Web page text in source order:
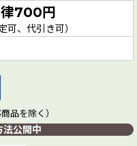
700円
可、代引き可）
品を除く）
法公開中